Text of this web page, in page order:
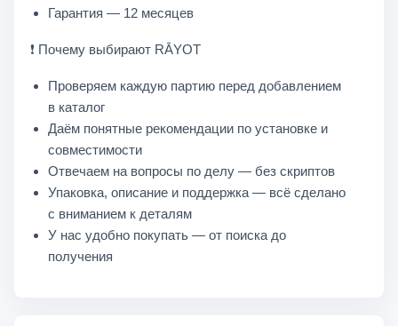
Гарантия — 12 месяцев
❗ Почему выбирают RĀYOT
Проверяем каждую партию перед добавлением
в каталог
Даём понятные рекомендации по установке и
совместимости
Отвечаем на вопросы по делу — без скриптов
Упаковка, описание и поддержка — всё сделано
с вниманием к деталям
У нас удобно покупать — от поиска до
получения